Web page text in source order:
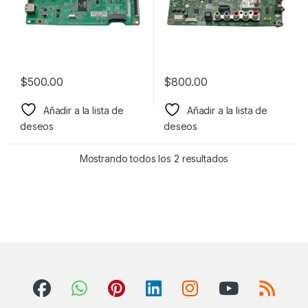
$500.00
Añadir a la lista de
deseos
$800.00
Añadir a la lista de
deseos
Mostrando todos los 2 resultados